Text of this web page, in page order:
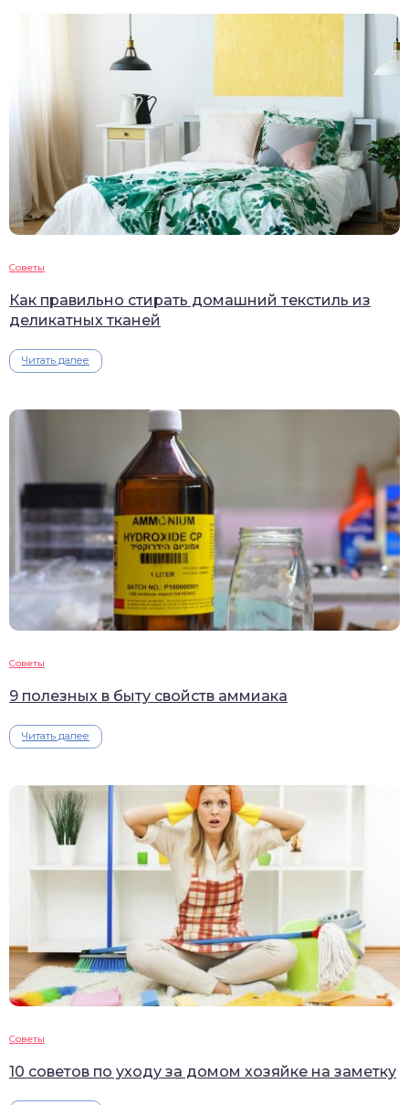
Советы
Как правильно стирать домашний текстиль из
деликатных тканей
Читать далее
Советы
9 полезных в быту свойств аммиака
Читать далее
Советы
10 советов по уходу за домом хозяйке на заметку